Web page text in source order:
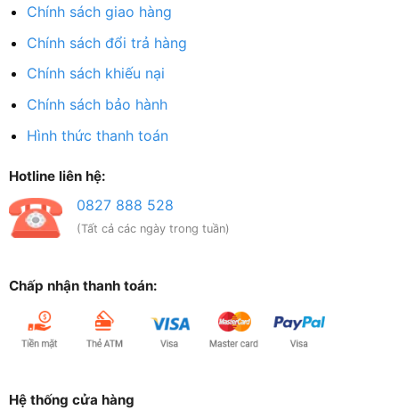
Chính sách giao hàng
Chính sách đổi trả hàng
Chính sách khiếu nại
Chính sách bảo hành
Hình thức thanh toán
Hotline liên hệ:
0827 888 528
(Tất cả các ngày trong tuần)
Chấp nhận thanh toán:
Hệ thống cửa hàng